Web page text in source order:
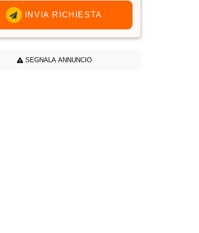
INVIA RICHIESTA
SEGNALA ANNUNCIO